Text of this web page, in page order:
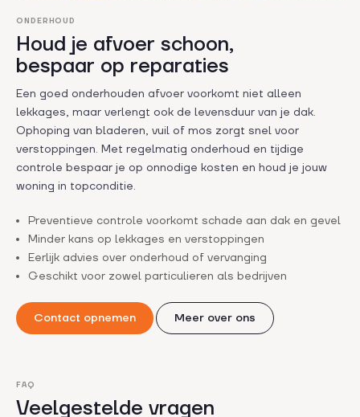
ONDERHOUD
Houd je afvoer schoon,
bespaar op reparaties
Een goed onderhouden afvoer voorkomt niet alleen
lekkages, maar verlengt ook de levensduur van je dak.
Ophoping van bladeren, vuil of mos zorgt snel voor
verstoppingen. Met regelmatig onderhoud en tijdige
controle bespaar je op onnodige kosten en houd je jouw
woning in topconditie.
Preventieve controle voorkomt schade aan dak en gevel
Minder kans op lekkages en verstoppingen
Eerlijk advies over onderhoud of vervanging
Geschikt voor zowel particulieren als bedrijven
Contact opnemen Meer over ons
FAQ
Veelgestelde vragen